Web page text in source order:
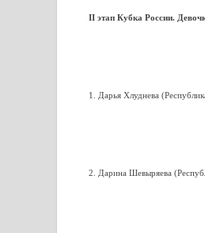
II этап Кубка России.
1. Дарья Хлуднева
2. Дарина Шевыряева